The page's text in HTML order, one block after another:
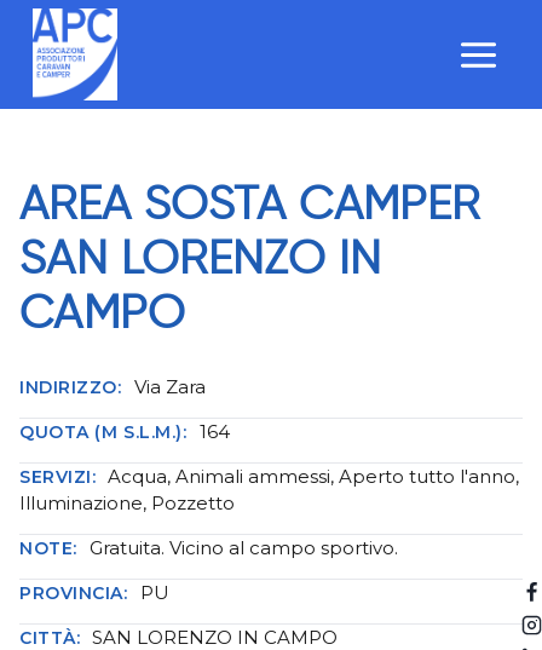
Salta
contenuto
AREA SOSTA CAMPER
SAN LORENZO IN
CAMPO
INDIRIZZO: Via Zara
QUOTA (M S.L.M.): 164
SERVIZI: Acqua, Animali ammessi, Aperto tutto l'anno,
Illuminazione, Pozzetto
NOTE: Gratuita. Vicino al campo sportivo.
PROVINCIA: PU
CITTÀ: SAN LORENZO IN CAMPO